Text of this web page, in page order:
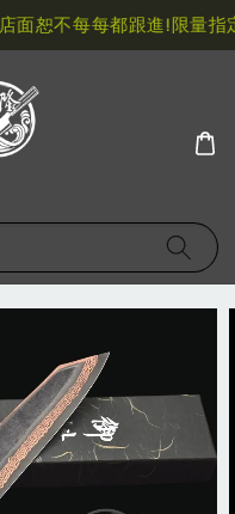
恕不每每都跟進!限量指定